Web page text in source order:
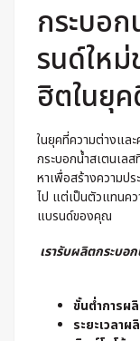
กระบอก
รนด์ให
ฮิตในยุ
ในยุคที่ความต่างแล
กระบอกน้ำสเตนเล
หาเพื่อสร้างความป
ไป แต่เป็นตัวแทนค
แบรนด์ของคุณ
เรารับผลิตกระบอ
ขั้นต่ำการผ
ระยะเวลา